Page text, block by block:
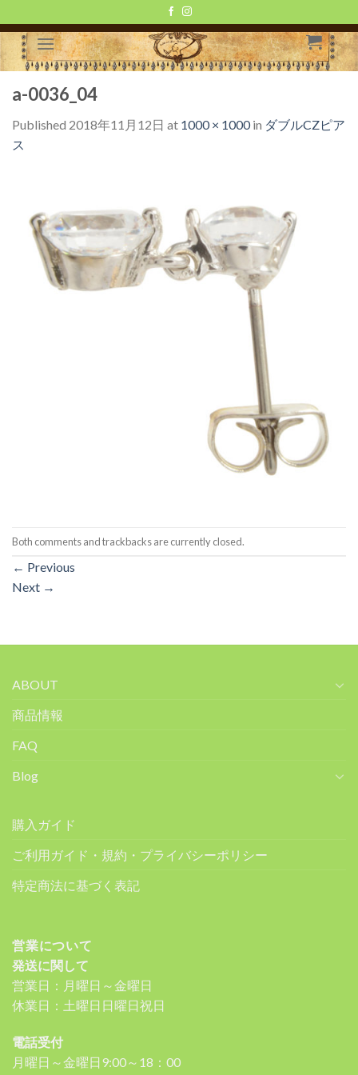
to
content
a-0036_04
Published 2018年11月12日 at 1000 × 1000in ダブルCZピア
ス
Both comments and trackbacks are currently closed.
← Previous
Next →
ABOUT
商品情報
FAQ
Blog
購入ガイド
ご利用ガイド・規約・プライバシーポリシー
特定商法に基づく表記
営業について
発送に関して
営業日：月曜日～金曜日
休業日：土曜日日曜日祝日
電話受付
月曜日～金曜日9:00～18：00